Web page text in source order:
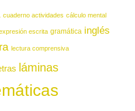
cuaderno actividades cálculo mental
escrita gramática inglés
lectura comprensiva
láminas